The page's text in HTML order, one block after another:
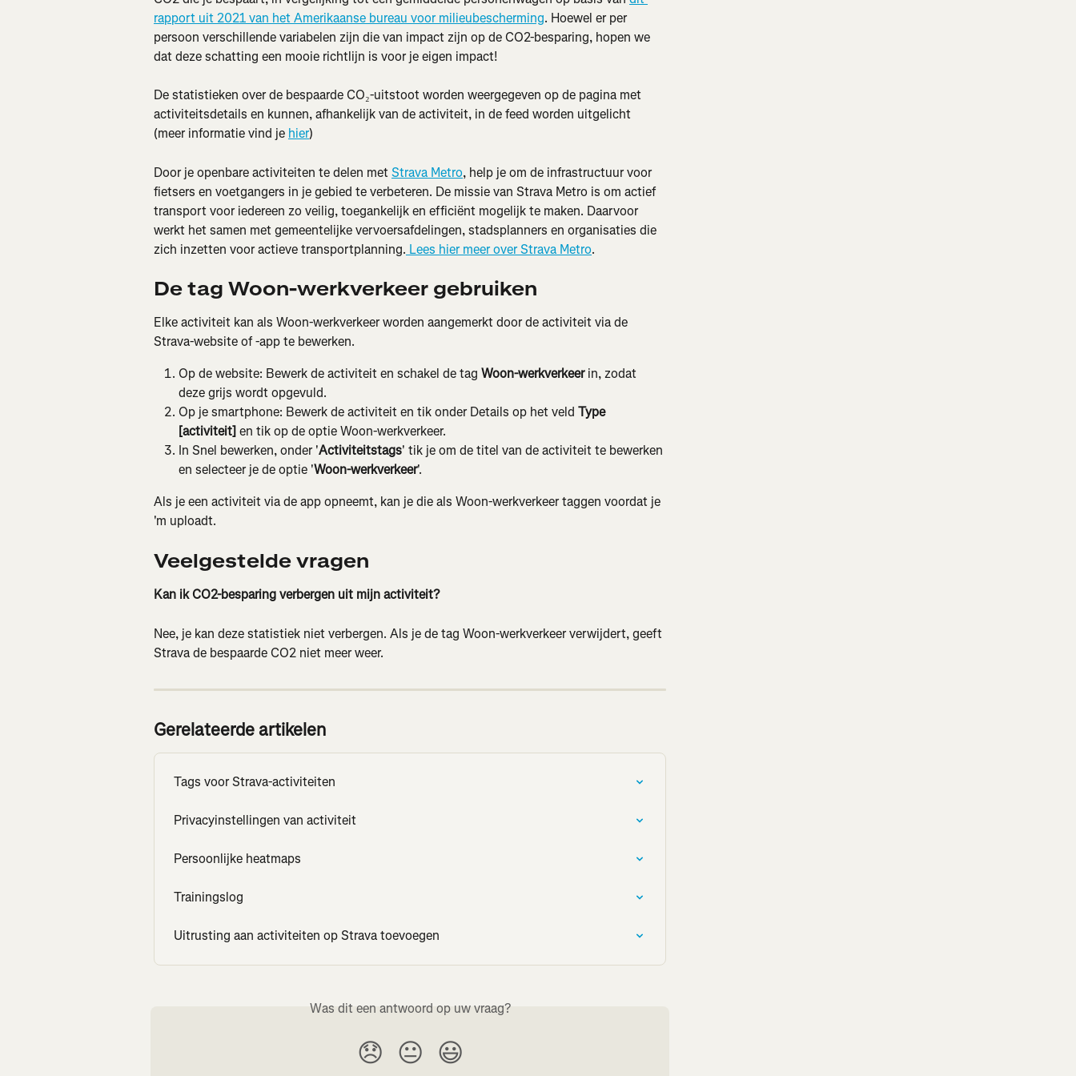
rapport uit 2021 van het Amerikaanse bureau voor milieubescherming. Hoewel er per
persoon verschillende variabelen zijn die van impact zijn op de CO2-besparing, hopen we
dat deze schatting een mooie richtlijn is voor je eigen impact!
De statistieken over de bespaarde CO₂-uitstoot worden weergegeven op de pagina met
activiteitsdetails en kunnen, afhankelijk van de activiteit, in de feed worden uitgelicht
(meer informatie vind je hier)
Door je openbare activiteiten te delen met Strava Metro, help je om de infrastructuur voor
fietsers en voetgangers in je gebied te verbeteren. De missie van Strava Metro is om actief
transport voor iedereen zo veilig, toegankelijk en efficiënt mogelijk te maken. Daarvoor
werkt het samen met gemeentelijke vervoersafdelingen, stadsplanners en organisaties die
zich inzetten voor actieve transportplanning. Lees hier meer over Strava Metro.
De tag Woon-werkverkeer gebruiken
Elke activiteit kan als Woon-werkverkeer worden aangemerkt door de activiteit via de
Strava-website of -app te bewerken.
Op de website: Bewerk de activiteit en schakel de tag Woon-werkverkeer in, zodat
deze grijs wordt opgevuld.
Op je smartphone: Bewerk de activiteit en tik onder Details op het veld Type
[activiteit] en tik op de optie Woon-werkverkeer.
In Snel bewerken, onder 'Activiteitstags' tik je om de titel van de activiteit te bewerken
en selecteer je de optie 'Woon-werkverkeer'.
Als je een activiteit via de app opneemt, kan je die als Woon-werkverkeer taggen voordat je
'm uploadt.
Veelgestelde vragen
Kan ik CO2-besparing verbergen uit mijn activiteit?
Nee, je kan deze statistiek niet verbergen. Als je de tag Woon-werkverkeer verwijdert, geeft
Strava de bespaarde CO2 niet meer weer.
Gerelateerde artikelen
Tags voor Strava-activiteiten
Privacyinstellingen van activiteit
Persoonlijke heatmaps
Trainingslog
Uitrusting aan activiteiten op Strava toevoegen
Was dit een antwoord op uw vraag?
😞 😐 😃